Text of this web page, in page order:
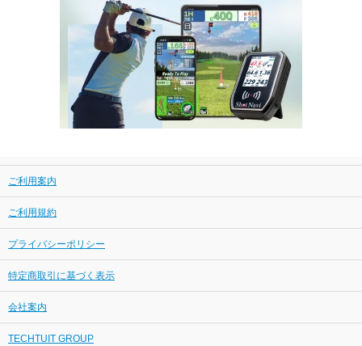
ご利用案内
ご利用規約
プライバシーポリシー
特定商取引に基づく表示
会社案内
TECHTUIT GROUP